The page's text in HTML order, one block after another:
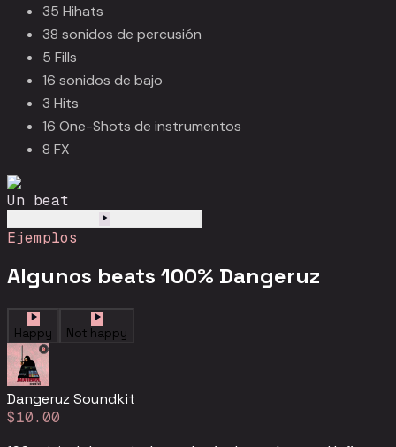
35 Hihats
38 sonidos de percusión
5 Fills
16 sonidos de bajo
3 Hits
16 One-Shots de instrumentos
8 FX
Un beat
Ejemplos
Algunos beats 100% Dangeruz
Happy Not happy
Dangeruz Soundkit
$10.00